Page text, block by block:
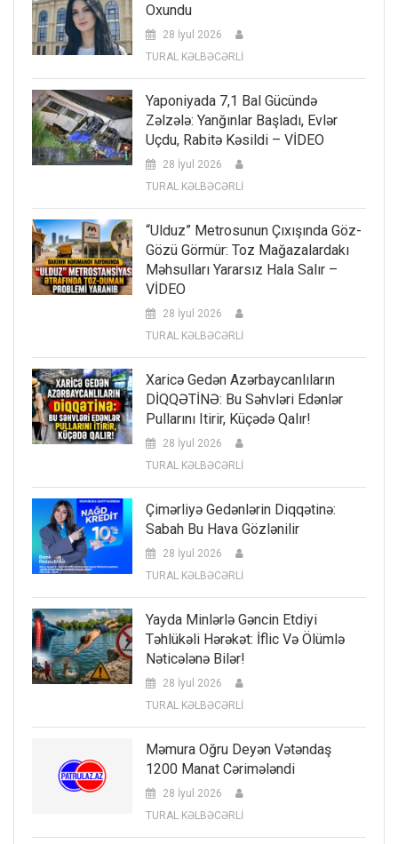
Oxundu
28 İyul 2026
TURAL KƏLBƏCƏRLİ
Yaponiyada 7,1 Bal Gücündə
Zəlzələ: Yanğınlar Başladı, Evlər
Uçdu, Rabitə Kəsildi – VİDEO
28 İyul 2026
TURAL KƏLBƏCƏRLİ
“Ulduz” Metrosunun Çıxışında Göz-
Gözü Görmür: Toz Mağazalardakı
Məhsulları Yararsız Hala Salır –
VİDEO
28 İyul 2026
TURAL KƏLBƏCƏRLİ
Xaricə Gedən Azərbaycanlıların
DİQQƏTİNƏ: Bu Səhvləri Edənlər
Pullarını Itirir, Küçədə Qalır!
28 İyul 2026
TURAL KƏLBƏCƏRLİ
Çimərliyə Gedənlərin Diqqətinə:
Sabah Bu Hava Gözlənilir
28 İyul 2026
TURAL KƏLBƏCƏRLİ
Yayda Minlərlə Gəncin Etdiyi
Təhlükəli Hərəkət: İflic Və Ölümlə
Nəticələnə Bilər!
28 İyul 2026
TURAL KƏLBƏCƏRLİ
Məmura Oğru Deyən Vətəndaş
1200 Manat Cərimələndi
28 İyul 2026
TURAL KƏLBƏCƏRLİ